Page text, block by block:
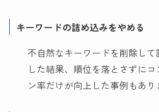
キーワードの詰め込みをやめる
不自然なキーワードを削除して
した結果、順位を落とさずにコ
ン率だけが向上した事例もあり